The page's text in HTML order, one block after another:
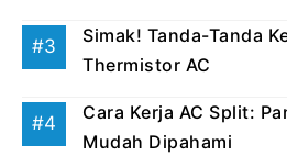
Simak! Tanda-Tanda
Thermistor AC
Cara Kerja AC Split:
Mudah Dipahami